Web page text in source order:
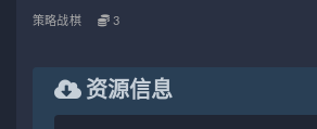
策略战棋 3
资源信息